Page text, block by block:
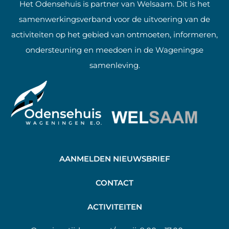
Het Odensehuis is partner van Welsaam. Dit is het
samenwerkingsverband voor de uitvoering van de
activiteiten op het gebied van ontmoeten, informeren,
ondersteuning en meedoen in de Wageningse
samenleving.
AANMELDEN NIEUWSBRIEF
CONTACT
ACTIVITEITEN